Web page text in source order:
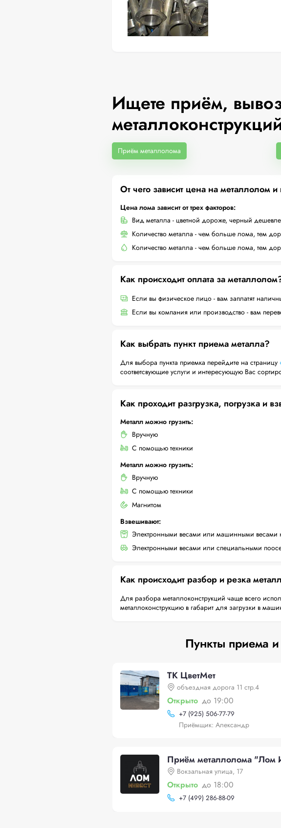
Ищете приём,
Приём металлолома
От чего зависит цена на металлолом
Цена лома зависит от трех факторов:
Вид металла - цветной дороже, черный дешевле
Количество металла - чем больше лома, тем
Количество металла - чем больше лома, тем
Как происходит оплата за
Если вы физическое лицо - вам заплатят
Если вы компания или производство - вам
Как выбрать пункт приема металла?
Для выбора пункта приемка перейдите на страницу
соответсвующие услуги и интересующую Вас
Как проходит разгрузка, погрузка и
Металл можно грузить:
Вручную
С помощью техники
Металл можно грузить:
Вручную
С помощью техники
Магнитом
Взвешивают:
Электронными весами или машинными весами
Электронными весами или специальными
Как происходит разбор и резка
Для разбора металлоконструкций чаще всего
металлоконструкцию в габарит для загрузки в
Пункты приема
ТК ЦветМет
объездная дорога 11 стр.4
Открыто до 19:00
+7 (925) 506-77-79
Приёмщик: Александр
Приём металлолома "Лом
Вокзальная улица, 17
Открыто до 18:00
+7 (499) 286-88-09